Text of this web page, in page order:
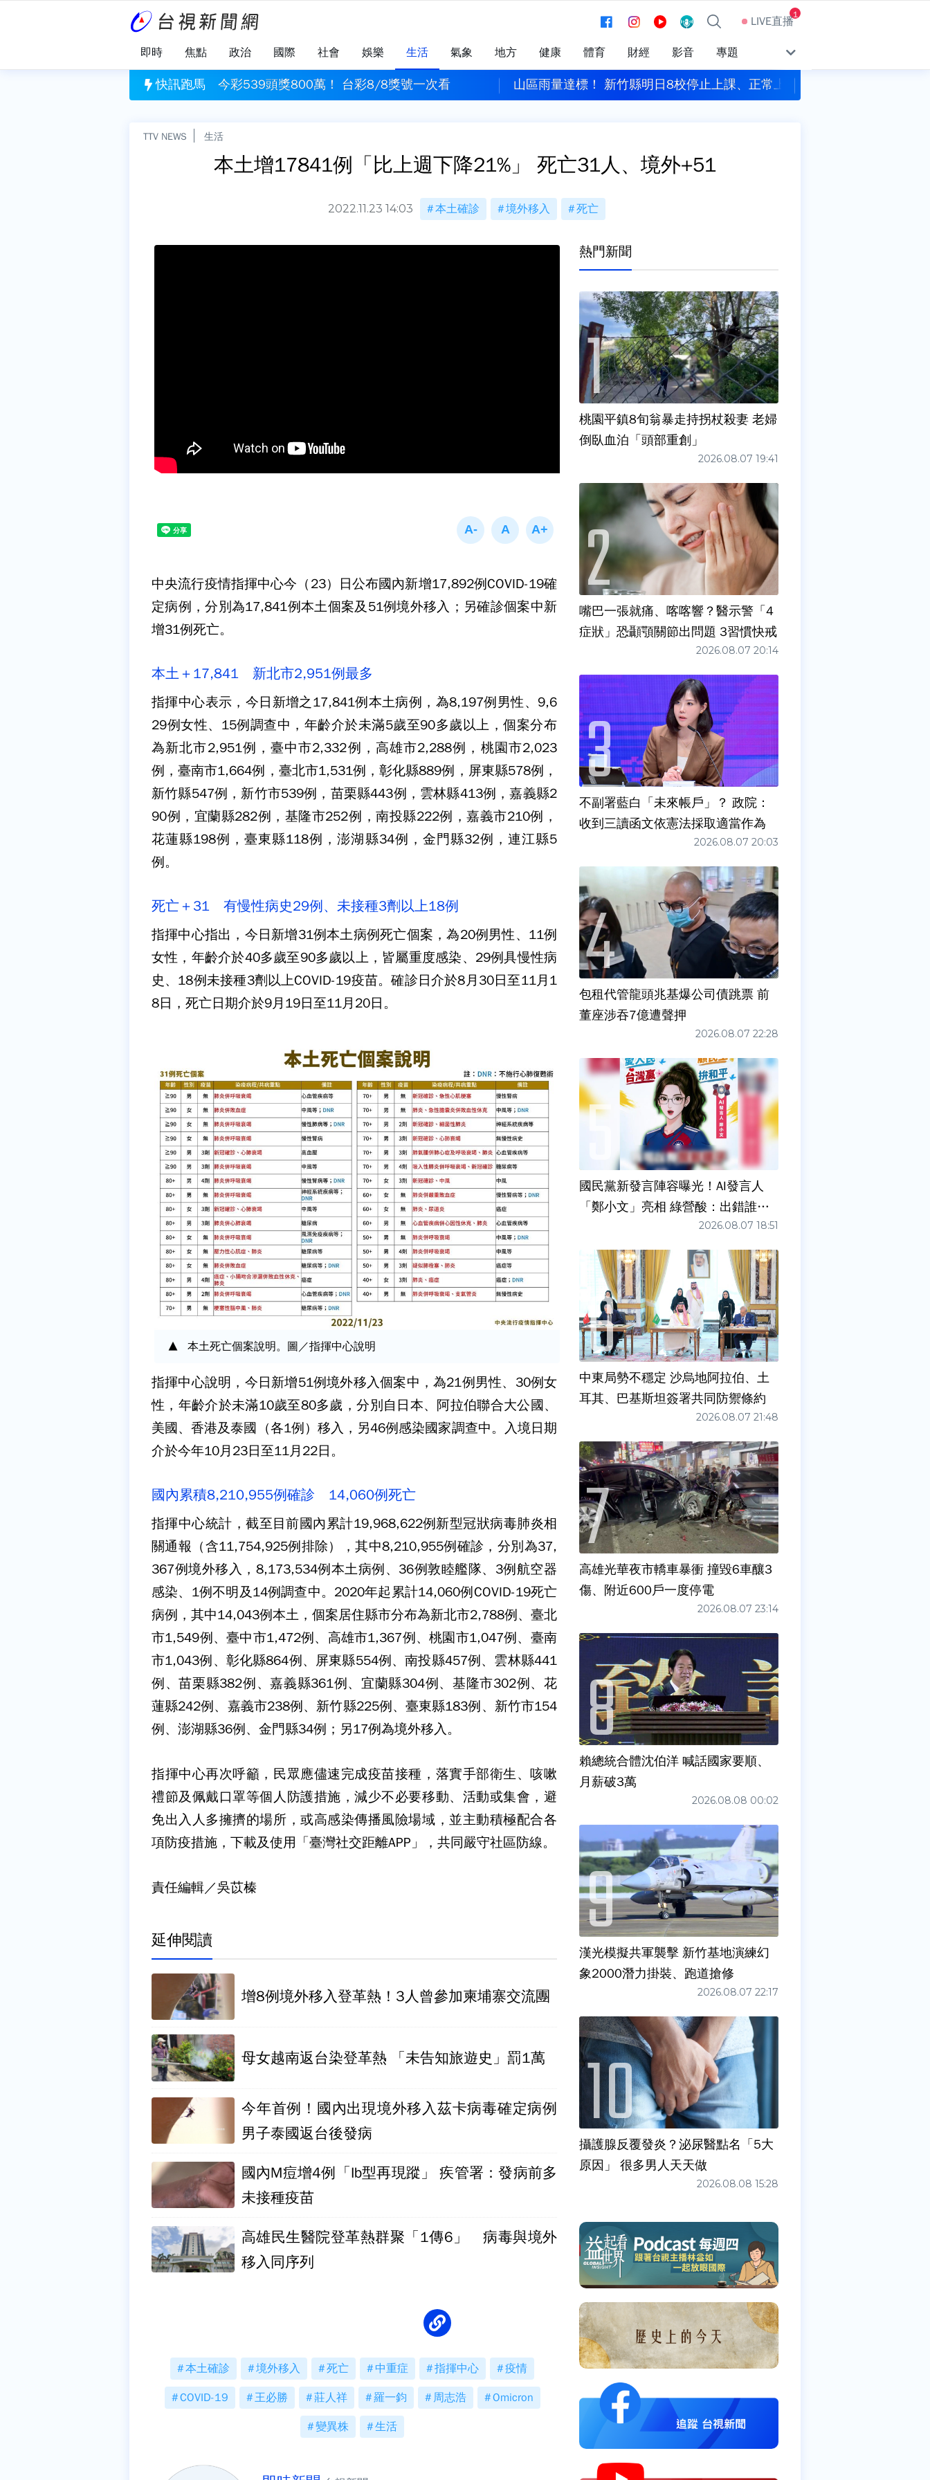
LIVE直播1
即時 焦點 政治 國際 社會 娛樂 生活 氣象 地方 健康 體育 財經 影音 專題
快訊跑馬
萬！ 台彩8/8獎號一次看 山區雨量達標！ 新竹縣明日8校停止上課、正常上班 白海豚颱風強度稍減、暴風圈縮小 今晚至明天白天影響最劇烈
TTV NEWS 生活
本土增17841例「比上週下降21%」 死亡31人、境外+51
2022.11.23 14:03 本土確診 境外移入 死亡
中央流行疫情指揮中心今（23）日公布國內新增17,892例COVID-19確
定病例，分別為17,841例本土個案及51例境外移入；另確診個案中新
增31例死亡。
本土＋17,841 新北市2,951例最多
指揮中心表示，今日新增之17,841例本土病例，為8,197例男性、9,6
29例女性、15例調查中，年齡介於未滿5歲至90多歲以上，個案分布
為新北市2,951例，臺中市2,332例，高雄市2,288例，桃園市2,023
例，臺南市1,664例，臺北市1,531例，彰化縣889例，屏東縣578例，
新竹縣547例，新竹市539例，苗栗縣443例，雲林縣413例，嘉義縣2
90例，宜蘭縣282例，基隆市252例，南投縣222例，嘉義市210例，
花蓮縣198例，臺東縣118例，澎湖縣34例，金門縣32例，連江縣5
例。
死亡＋31 有慢性病史29例、未接種3劑以上18例
指揮中心指出，今日新增31例本土病例死亡個案，為20例男性、11例
女性，年齡介於40多歲至90多歲以上，皆屬重度感染、29例具慢性病
史、18例未接種3劑以上COVID-19疫苗。確診日介於8月30日至11月1
8日，死亡日期介於9月19日至11月20日。
本土死亡個案說明。圖／指揮中心說明
指揮中心說明，今日新增51例境外移入個案中，為21例男性、30例女
性，年齡介於未滿10歲至80多歲，分別自日本、阿拉伯聯合大公國、
美國、香港及泰國（各1例）移入，另46例感染國家調查中。入境日期
介於今年10月23日至11月22日。
國內累積8,210,955例確診 14,060例死亡
指揮中心統計，截至目前國內累計19,968,622例新型冠狀病毒肺炎相
關通報（含11,754,925例排除），其中8,210,955例確診，分別為37,
367例境外移入，8,173,534例本土病例、36例敦睦艦隊、3例航空器
感染、1例不明及14例調查中。2020年起累計14,060例COVID-19死亡
病例，其中14,043例本土，個案居住縣市分布為新北市2,788例、臺北
市1,549例、臺中市1,472例、高雄市1,367例、桃園市1,047例、臺南
市1,043例、彰化縣864例、屏東縣554例、南投縣457例、雲林縣441
例、苗栗縣382例、嘉義縣361例、宜蘭縣304例、基隆市302例、花
蓮縣242例、嘉義市238例、新竹縣225例、臺東縣183例、新竹市154
例、澎湖縣36例、金門縣34例；另17例為境外移入。
指揮中心再次呼籲，民眾應儘速完成疫苗接種，落實手部衛生、咳嗽
禮節及佩戴口罩等個人防護措施，減少不必要移動、活動或集會，避
免出入人多擁擠的場所，或高感染傳播風險場域，並主動積極配合各
項防疫措施，下載及使用「臺灣社交距離APP」，共同嚴守社區防線。
責任編輯／吳苡榛
延伸閱讀
增8例境外移入登革熱！3人曾參加柬埔寨交流團
母女越南返台染登革熱 「未告知旅遊史」罰1萬
今年首例！國內出現境外移入茲卡病毒確定病例
男子泰國返台後發病
國內M痘增4例「Ib型再現蹤」 疾管署：發病前多
未接種疫苗
高雄民生醫院登革熱群聚「1傳6」 病毒與境外
移入同序列
本土確診 境外移入 死亡 中重症 指揮中心 疫情
COVID-19 王必勝 莊人祥 羅一鈞 周志浩 Omicron
變異株 生活
熱門新聞
桃園平鎮8旬翁暴走持拐杖殺妻 老婦
倒臥血泊「頭部重創」
2026.08.07 19:41
嘴巴一張就痛、喀喀響？醫示警「4
症狀」恐顳顎關節出問題 3習慣快戒
2026.08.07 20:14
不副署藍白「未來帳戶」？ 政院：
收到三讀函文依憲法採取適當作為
2026.08.07 20:03
包租代管龍頭兆基爆公司債跳票 前
董座涉吞7億遭聲押
2026.08.07 22:28
國民黨新發言陣容曝光！AI發言人
「鄭小文」亮相 綠營酸：出錯誰負
2026.08.07 18:51
中東局勢不穩定 沙烏地阿拉伯、土
耳其、巴基斯坦簽署共同防禦條約
2026.08.07 21:48
高雄光華夜市轎車暴衝 撞毀6車釀3
傷、附近600戶一度停電
2026.08.07 23:14
賴總統合體沈伯洋 喊話國家要順、
月薪破3萬
2026.08.08 00:02
漢光模擬共軍襲擊 新竹基地演練幻
象2000潛力掛裝、跑道搶修
2026.08.07 22:17
攝護腺反覆發炎？泌尿醫點名「5大
原因」 很多男人天天做
2026.08.08 15:28